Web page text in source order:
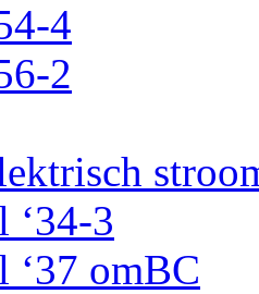
4
2
‘34-3
‘37 omBC